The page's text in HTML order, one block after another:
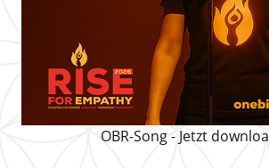
OBR-Song - Jetzt